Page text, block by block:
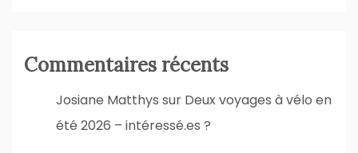
Commentaires récents
Josiane Matthys sur Deux voyages à vélo en
été 2026 – intéressé.es ?